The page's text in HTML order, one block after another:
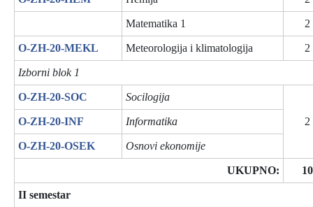
Matematika 1 2
O-ZH-20-MEKL Meteorologija i klimatologija 2
Izborni blok 1
O-ZH-20-SOC Socilogija
2
O-ZH-20-INF Informatika
O-ZH-20-OSEK Osnovi ekonomije
UKUPNO: 10
II semestar